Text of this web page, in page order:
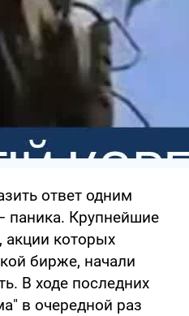
ответ одним
паника. Крупнейшие
акции которых
бирже, начали
В ходе последних
в очередной раз